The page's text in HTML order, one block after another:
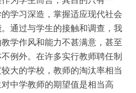
学习深造，掌握适应现代社会
通过与学生的接触和调查，我
学作风和能力不甚满意，甚至
例外。在许多实行教师聘任制
大的学校，教师的淘汰率相当
中学教师的期望值是相当高